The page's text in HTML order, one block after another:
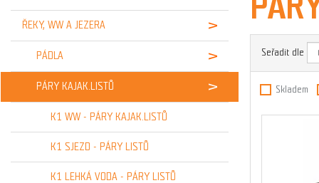
ŘEKY, WW A JEZERA
PÁDLA
PÁRY KAJAK.LISTŮ
K1 WW - PÁRY KAJAK.LISTŮ
K1 SJEZD - PÁRY LISTŮ
K1 LEHKÁ VODA - PÁRY LISTŮ
Seřadit dle
Skladem